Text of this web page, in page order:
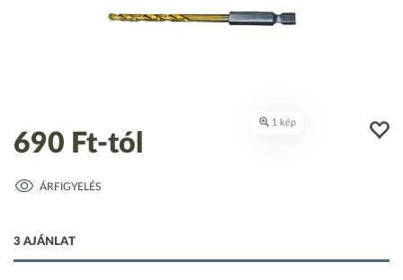
690 Ft-tól
ÁRFIGYELÉS
3 AJÁNLAT